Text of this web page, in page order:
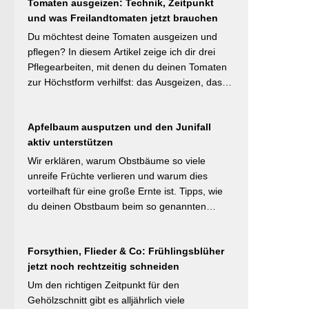
Mulchstrategie: Im Frühjahr regt eine frische
Schicht das Bodenleben an, im Frühsommer
schützt sie vor Austrocknung. Die ideale
Schichtdicke liegt bei 5–10 cm, immer mit
Abstand zum Pflanzenstamm, um Fäulnis zu
vermeiden. Besonders wertvoll: Häufige Fehler
Material werden klar benannt. [Thema-Tag:
#Bodenpflege #Mulchen
#BiologischerGartenbau]
Tomaten ausgeizen: Technik, Zeitpunkt
und was Freilandtomaten jetzt brauchen
Du möchtest deine Tomaten ausgeizen und
pflegen? In diesem Artikel zeige ich dir drei
Pflegearbeiten, mit denen du deinen Tomaten
zur Höchstform verhilfst: das Ausgeizen, das
pro Woche und Tomatenpflanze, sorgen aber
dafür, dass du mehr und größere Früchte
erntest und der gefürchteten Tomatenkrankheit
Braunfäule vorbeugst. Weiterlesen bei
Wurzelwerk – Gartenwissen von Profis
Kurzfassung: Ein bildreich illustrierter Praxis-
wiederholt werden. Geiztriebe morgens
entfernen, damit Wunden rasch abtrocknen.
Das Anbinden des Haupttriebs an Stäbe oder
Schnüren verhindert Windschäden. Für
Apfelbaum ausputzen und den Junifall
aktiv unterstützen
Wir erklären, warum Obstbäume so viele
unreife Früchte verlieren und warum dies
vorteilhaft für eine große Ernte ist. Tipps, wie
du deinen Obstbaum beim so genannten
jetzt – vor dem natürlichen Junifall in 3–4
Wochen – sollten überzählige Früchte manuell
ausgedünnt werden. Der Artikel erklärt: Nur 4–
5 % der Blüten werden zu Früchten, ein
Forsythien, Flieder & Co: Frühlingsblüher
jetzt noch rechtzeitig schneiden
Um den richtigen Zeitpunkt für den
Gehölzschnitt gibt es alljährlich viele